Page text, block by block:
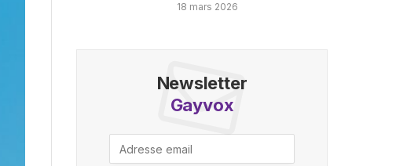
18 mars 2026
Newsletter
Gayvox